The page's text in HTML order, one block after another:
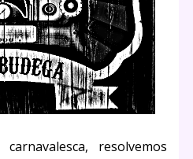
resolvemos